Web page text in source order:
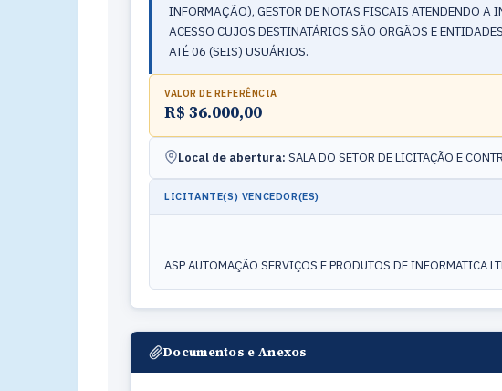
INFORMAÇÃO), GESTOR DE NOTAS FISCAIS ATENDENDO
ACESSO CUJOS DESTINATÁRIOS SÃO ORGÃOS E
ATÉ 06 (SEIS) USUÁRIOS.
VALOR DE REFERÊNCIA
R$ 36.000,00
Local de abertura: SALA DO SETOR DE LICITAÇÃO E
LICITANTE(S) VENCEDOR(ES)
ASP AUTOMAÇÃO SERVIÇOS E PRODUTOS DE
Documentos e Anexos